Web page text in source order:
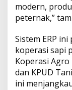
modern,
peternak,”
Sistem ERP
koperasi sapi
Koperasi Agro
dan KPUD
ini